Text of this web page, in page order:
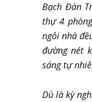
Bạch Đàn
thự 4
ngôi nhà
đường nét
sáng tự
Dù là kỳ